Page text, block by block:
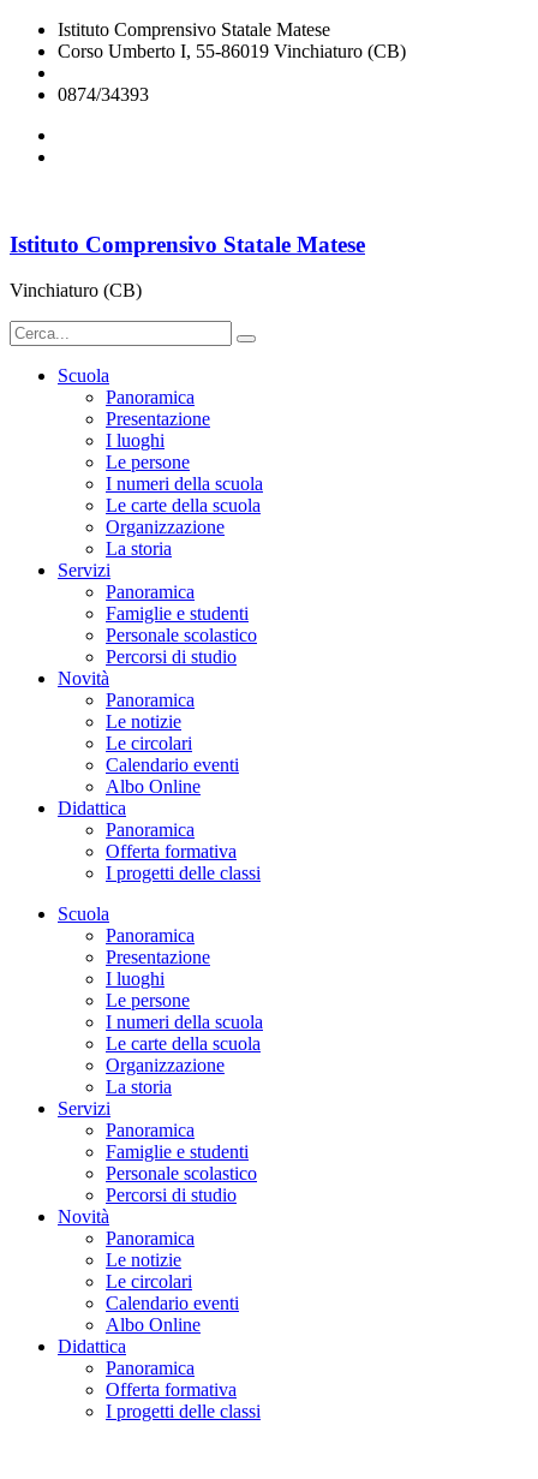
Istituto Comprensivo Statale Matese
Corso Umberto I, 55-86019 Vinchiaturo (CB)
0874/34393
Istituto Comprensivo Statale Matese
Vinchiaturo (CB)
Scuola
Panoramica
Presentazione
I luoghi
Le persone
I numeri della scuola
Le carte della scuola
Organizzazione
La storia
Servizi
Panoramica
Famiglie e studenti
Personale scolastico
Percorsi di studio
Novità
Panoramica
Le notizie
Le circolari
Calendario eventi
Albo Online
Didattica
Panoramica
Offerta formativa
I progetti delle classi
Scuola
Panoramica
Presentazione
I luoghi
Le persone
I numeri della scuola
Le carte della scuola
Organizzazione
La storia
Servizi
Panoramica
Famiglie e studenti
Personale scolastico
Percorsi di studio
Novità
Panoramica
Le notizie
Le circolari
Calendario eventi
Albo Online
Didattica
Panoramica
Offerta formativa
I progetti delle classi